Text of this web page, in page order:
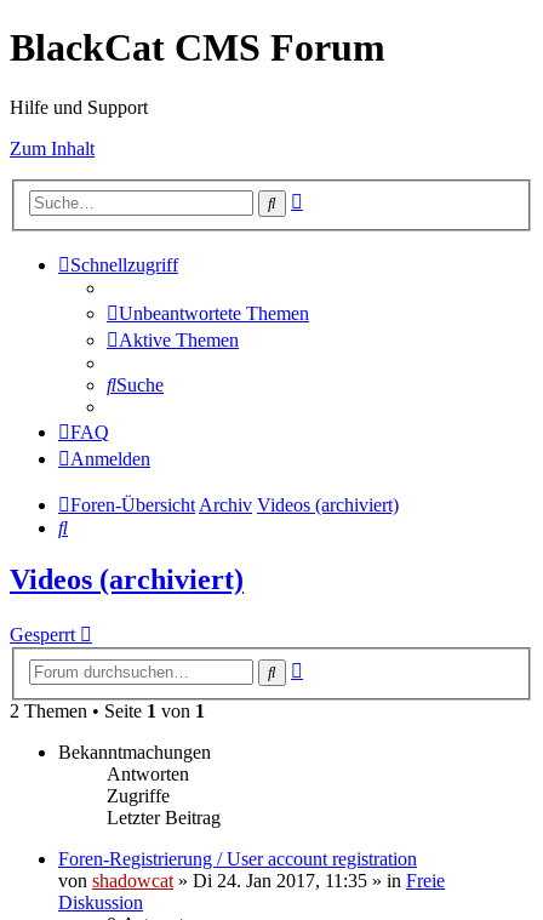
BlackCat CMS Forum
Hilfe und Support
Zum Inhalt
Suche
Schnellzugriff
Unbeantwortete Themen
Aktive Themen
Suche
FAQ
Anmelden
Foren-ÜbersichtArchiv Videos (archiviert)
Suche
Videos (archiviert)
Gesperrt
Suche
2 Themen • Seite 1 von 1
Bekanntmachungen
Antworten
Zugriffe
Letzter Beitrag
Foren-Registrierung / User account registration
von shadowcat » Di 24. Jan 2017, 11:35 » in Freie
Diskussion